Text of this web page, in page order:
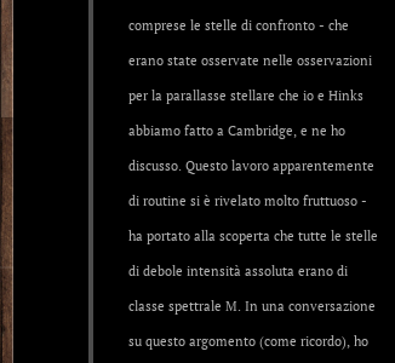
comprese le stelle di confronto - che
erano state osservate nelle osservazioni
per la parallasse stellare che io e Hinks
abbiamo fatto a Cambridge, e ne ho
discusso. Questo lavoro apparentemente
di routine si è rivelato molto fruttuoso -
ha portato alla scoperta che tutte le stelle
di debole intensità assoluta erano di
classe spettrale M. In una conversazione
su questo argomento (come ricordo), ho